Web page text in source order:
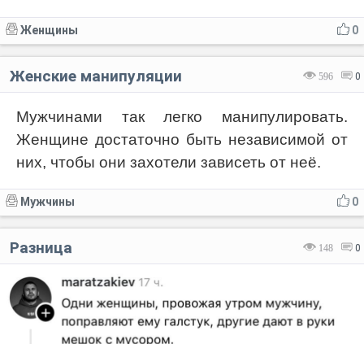
0
Женщины
596 0
Женские манипуляции
Мужчинами так легко манипулировать.
Женщине достаточно быть независимой от
них, чтобы они захотели зависеть от неё.
0
Мужчины
148 0
Разница